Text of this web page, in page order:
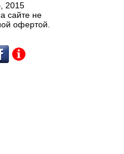
2015
сайте не
офертой.